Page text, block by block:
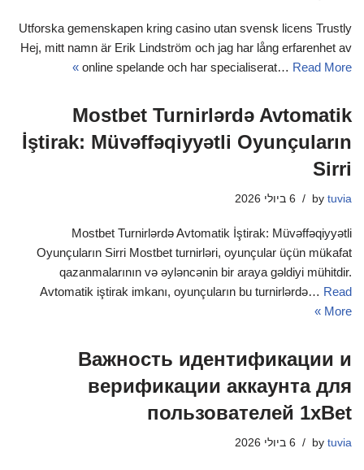
Utforska gemenskapen kring casino utan svensk licens Trustly
Hej, mitt namn är Erik Lindström och jag har lång erfarenhet av
online spelande och har specialiserat… Read More »
Mostbet Turnirlərdə Avtomatik
İştirak: Müvəffəqiyyətli Oyunçuların
Sirri
by tuvia 6 ביולי 2026
Mostbet Turnirlərdə Avtomatik İştirak: Müvəffəqiyyətli
Oyunçuların Sirri Mostbet turnirləri, oyunçular üçün mükafat
qazanmalarının və əyləncənin bir araya gəldiyi mühitdir.
Avtomatik iştirak imkanı, oyunçuların bu turnirlərdə… Read
More »
Важность идентификации и
верификации аккаунта для
пользователей 1xBet
by tuvia 6 ביולי 2026